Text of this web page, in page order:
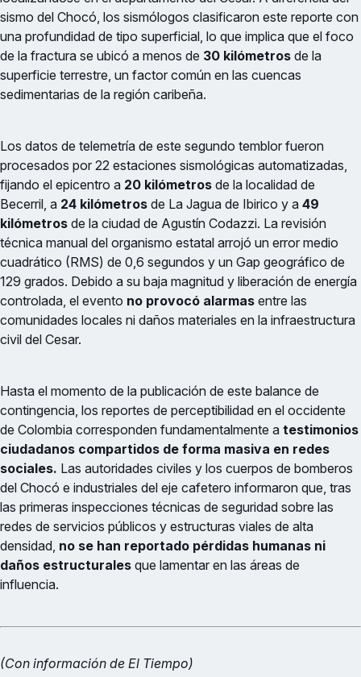
sismo del Chocó, los sismólogos clasificaron este reporte con
una profundidad de tipo superficial, lo que implica que el foco
de la fractura se ubicó a menos de 30 kilómetros de la
superficie terrestre, un factor común en las cuencas
sedimentarias de la región caribeña.
Los datos de telemetría de este segundo temblor fueron
procesados por 22 estaciones sismológicas automatizadas,
fijando el epicentro a 20 kilómetros de la localidad de
Becerril, a 24 kilómetros de La Jagua de Ibirico y a 49
kilómetros de la ciudad de Agustín Codazzi. La revisión
técnica manual del organismo estatal arrojó un error medio
cuadrático (RMS) de 0,6 segundos y un Gap geográfico de
129 grados. Debido a su baja magnitud y liberación de energía
controlada, el evento no provocó alarmas entre las
comunidades locales ni daños materiales en la infraestructura
civil del Cesar.
Hasta el momento de la publicación de este balance de
contingencia, los reportes de perceptibilidad en el occidente
de Colombia corresponden fundamentalmente a testimonios
ciudadanos compartidos de forma masiva en redes
sociales. Las autoridades civiles y los cuerpos de bomberos
del Chocó e industriales del eje cafetero informaron que, tras
las primeras inspecciones técnicas de seguridad sobre las
redes de servicios públicos y estructuras viales de alta
densidad, no se han reportado pérdidas humanas ni
daños estructurales que lamentar en las áreas de
influencia.
(Con información de El Tiempo)